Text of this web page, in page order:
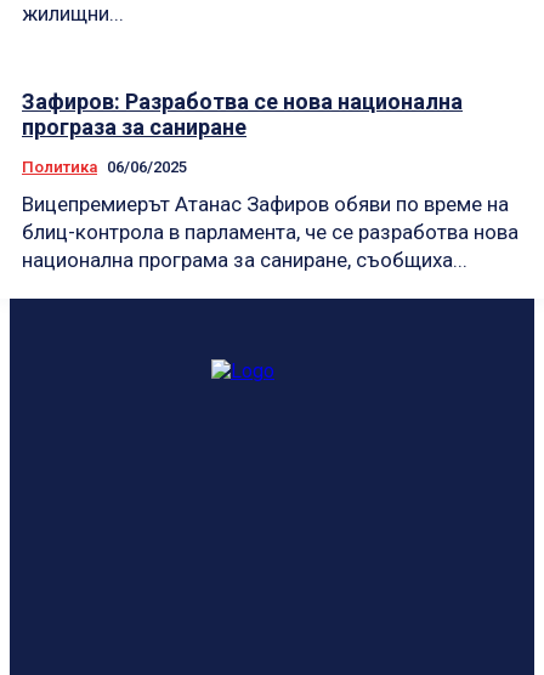
жилищни...
Зафиров: Разработва се нова национална
програза за саниране
Политика 06/06/2025
Вицепремиерът Атанас Зафиров обяви по време на
блиц-контрола в парламента, че се разработва нова
национална програма за саниране, съобщиха...